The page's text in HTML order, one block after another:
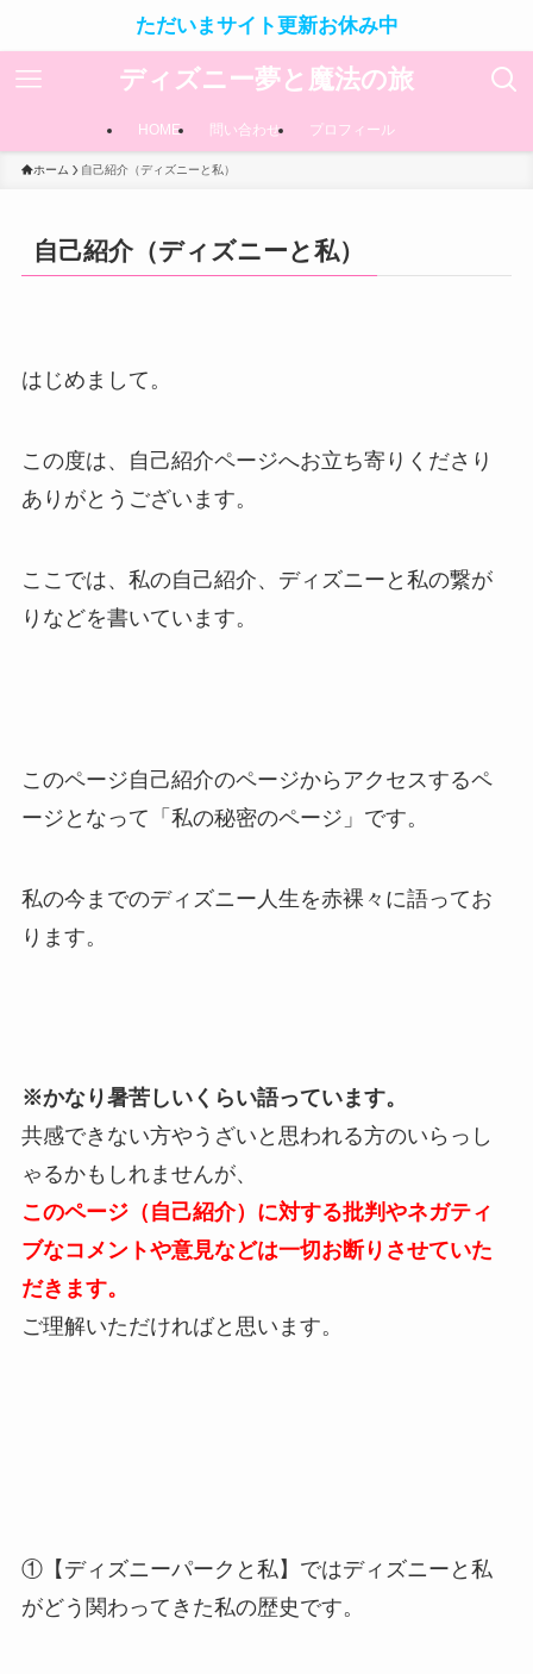
ただいまサイト更新お休み中
ディズニー夢と魔法の旅
HOME 問い合わせ プロフィール
ホーム 自己紹介（ディズニーと私）
自己紹介（ディズニーと私）
はじめまして。
この度は、自己紹介ページへお立ち寄りくださり
ありがとうございます。
ここでは、私の自己紹介、ディズニーと私の繋が
りなどを書いています。
このページ自己紹介のページからアクセスするペ
ージとなって「私の秘密のページ」です。
私の今までのディズニー人生を赤裸々に語ってお
ります。
※かなり暑苦しいくらい語っています。
共感できない方やうざいと思われる方のいらっし
ゃるかもしれませんが、
このページ（自己紹介）に対する批判やネガティ
ブなコメントや意見などは一切お断りさせていた
だきます。
ご理解いただければと思います。
①【ディズニーパークと私】ではディズニーと私
がどう関わってきた私の歴史です。